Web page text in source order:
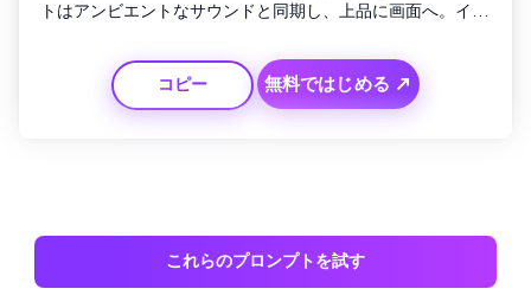
トはアンビエントなサウンドと同期し、上品に画面へ。イベ
ンプル・プロフェッショナルでまとめ、最後はすっきりとし
た動きで詳細を見せ、高級感あるモダンイベントに最適な演
コピー 無料ではじめる ↗
これらのプロンプトを試す